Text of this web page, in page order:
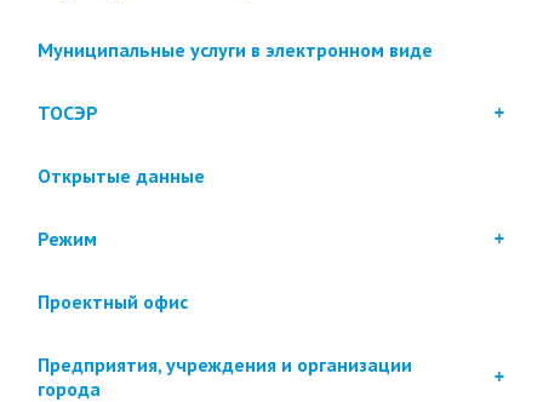
Муниципальные услуги в электронном виде
ТОСЭР
Открытые данные
Режим
Проектный офис
Предприятия, учреждения и организации
города